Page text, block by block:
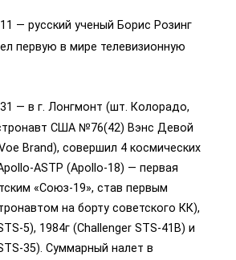
— русский ученый Борис Розинг
первую в мире телевизионную
— в г. Лонгмонт (шт. Колорадо,
США №76(42) Вэнс Девой
Brand), совершил 4 космических
ASTP (Apollo-18) — первая
«Союз-19», став первым
на борту советского КК),
5), 1984г (Challenger STS-41B) и
35). Суммарный налет в